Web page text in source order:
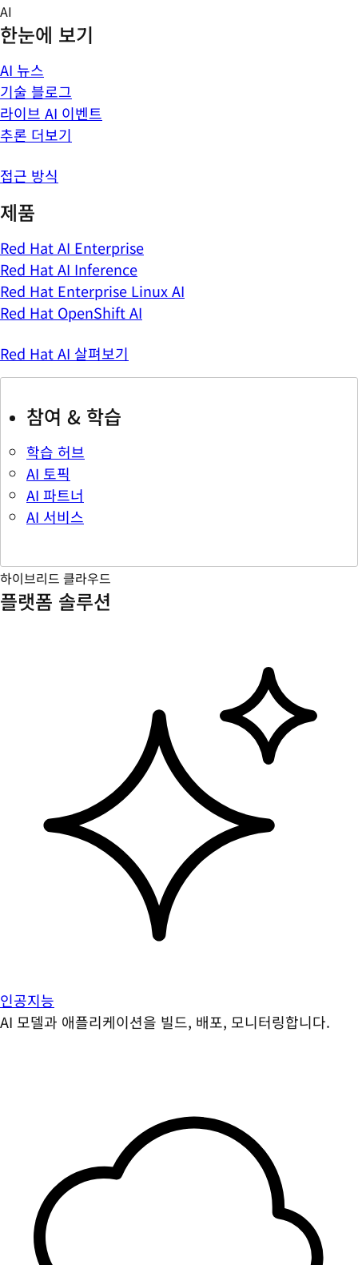
Skip
to
content
AI
한눈에 보기
AI 뉴스
기술 블로그
라이브 AI 이벤트
추론 더보기
접근 방식
제품
Red Hat AI Enterprise
Red Hat AI Inference
Red Hat Enterprise Linux AI
Red Hat OpenShift AI
Red Hat AI 살펴보기
참여 & 학습
학습 허브
AI 토픽
AI 파트너
AI 서비스
하이브리드 클라우드
플랫폼 솔루션
인공지능
AI 모델과 애플리케이션을 빌드, 배포, 모니터링합니다.